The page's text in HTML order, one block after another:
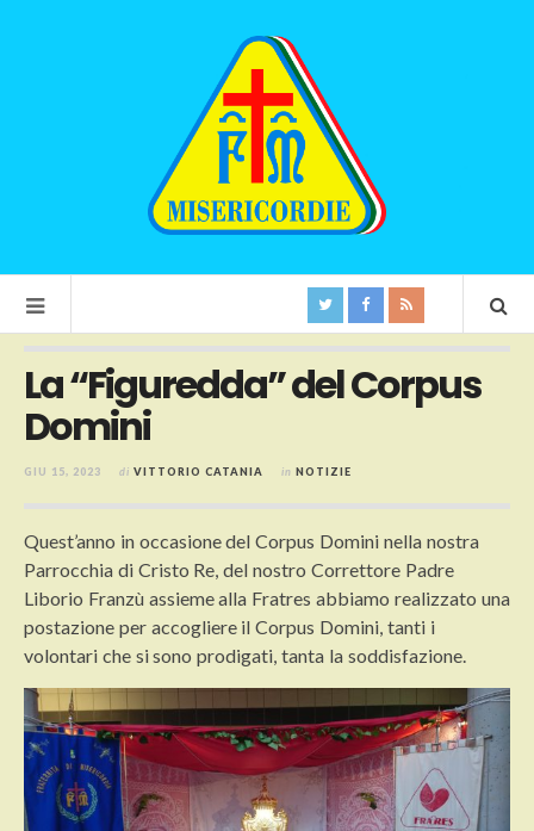
La “Figuredda” del Corpus
Domini
GIU 15, 2023 di VITTORIO CATANIA in NOTIZIE
Quest’anno in occasione del Corpus Domini nella nostra
Parrocchia di Cristo Re, del nostro Correttore Padre
Liborio Franzù assieme alla Fratres abbiamo realizzato una
postazione per accogliere il Corpus Domini, tanti i
volontari che si sono prodigati, tanta la soddisfazione.